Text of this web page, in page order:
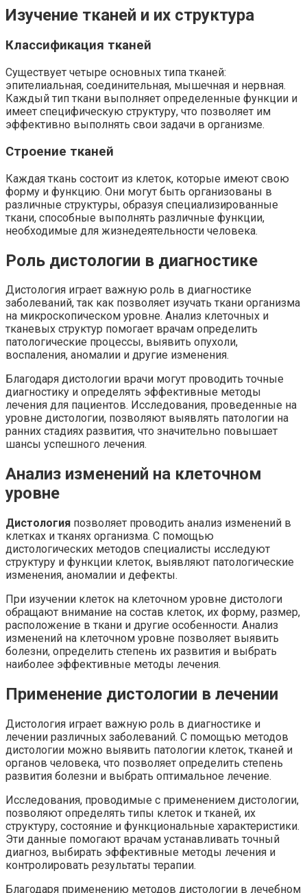
Изучение тканей и их структура
Классификация тканей
Существует четыре основных типа тканей:
эпителиальная, соединительная, мышечная и нервная.
Каждый тип ткани выполняет определенные функции и
имеет специфическую структуру, что позволяет им
эффективно выполнять свои задачи в организме.
Строение тканей
Каждая ткань состоит из клеток, которые имеют свою
форму и функцию. Они могут быть организованы в
различные структуры, образуя специализированные
ткани, способные выполнять различные функции,
необходимые для жизнедеятельности человека.
Роль дистологии в диагностике
Дистология играет важную роль в диагностике
заболеваний, так как позволяет изучать ткани организма
на микроскопическом уровне. Анализ клеточных и
тканевых структур помогает врачам определить
патологические процессы, выявить опухоли,
воспаления, аномалии и другие изменения.
Благодаря дистологии врачи могут проводить точные
диагностику и определять эффективные методы
лечения для пациентов. Исследования, проведенные на
уровне дистологии, позволяют выявлять патологии на
ранних стадиях развития, что значительно повышает
шансы успешного лечения.
Анализ изменений на клеточном
уровне
Дистология позволяет проводить анализ изменений в
клетках и тканях организма. С помощью
дистологических методов специалисты исследуют
структуру и функции клеток, выявляют патологические
изменения, аномалии и дефекты.
При изучении клеток на клеточном уровне дистологи
обращают внимание на состав клеток, их форму, размер,
расположение в ткани и другие особенности. Анализ
изменений на клеточном уровне позволяет выявить
болезни, определить степень их развития и выбрать
наиболее эффективные методы лечения.
Применение дистологии в лечении
Дистология играет важную роль в диагностике и
лечении различных заболеваний. С помощью методов
дистологии можно выявить патологии клеток, тканей и
органов человека, что позволяет определить степень
развития болезни и выбрать оптимальное лечение.
Исследования, проводимые с применением дистологии,
позволяют определять типы клеток и тканей, их
структуру, состояние и функциональные характеристики.
Эти данные помогают врачам устанавливать точный
диагноз, выбирать эффективные методы лечения и
контролировать результаты терапии.
Благодаря применению методов дистологии в лечебном